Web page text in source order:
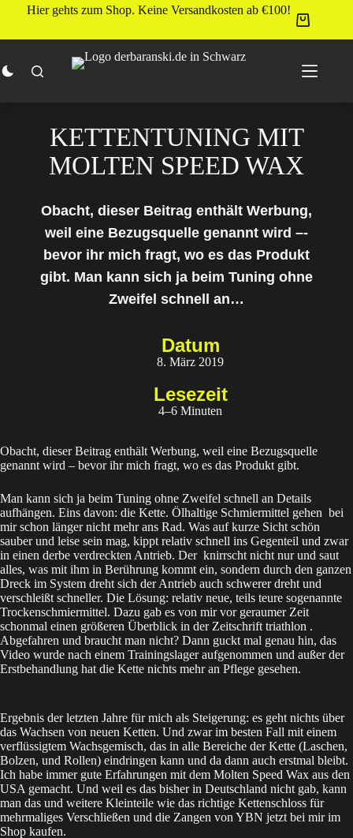
Hier gehts zum Shop. Keine Versandkosten ab €100!
KETTENTUNING MIT
MOLTEN SPEED WAX
Obacht, dieser Beitrag enthält Werbung,
weil eine Bezugsquelle genannt wird –­­
bevor ihr mich fragt, wo es das Produkt
gibt. Man kann sich ja beim Tuning ohne
Zweifel schnell an…
Datum
8. März 2019
Lesezeit
4–6 Minuten
Obacht, dieser Beitrag enthält Werbung, weil eine Bezugsquelle
genannt wird –­­ bevor ihr mich fragt, wo es das Produkt gibt.
Man kann sich ja beim Tuning ohne Zweifel schnell an Details
aufhängen. Eins davon: die Kette. Ölhaltige Schmiermittel gehen bei
mir schon länger nicht mehr ans Rad. Was auf kurze Sicht schön
sauber und leise sein mag, kippt relativ schnell ins Gegenteil und zwar
in einen derbe verdreckten Antrieb. Der knirrscht nicht nur und saut
alles, was mit ihm in Berührung kommt ein, sondern durch den ganzen
Dreck im System dreht sich der Antrieb auch schwerer dreht und
verschleißt schneller. Die Lösung: relativ neue, teils teure sogenannte
Trockenschmiermittel. Dazu gab es von mir vor geraumer Zeit
schonmal einen größeren Überblick in der Zeitschrift triathlon .
Abgefahren und braucht man nicht? Dann guckt mal genau hin, das
Video wurde nach einem Trainingslager aufgenommen und außer der
Erstbehandlung hat die Kette nichts mehr an Pflege gesehen.
Ergebnis der letzten Jahre für mich als Steigerung: es geht nichts über
das Wachsen von neuen Ketten. Und zwar im besten Fall mit einem
verflüssigtem Wachsgemisch, das in alle Bereiche der Kette (Laschen,
Bolzen, und Rollen) eindringen kann und da dann auch erstmal bleibt.
Ich habe immer gute Erfahrungen mit dem Molten Speed Wax aus den
USA gemacht. Und weil es das bisher in Deutschland nicht gab, kann
man das und weitere Kleinteile wie das richtige Kettenschloss für
mehrmaliges Verschließen und die Zangen von YBN jetzt bei mir im
Shop kaufen.